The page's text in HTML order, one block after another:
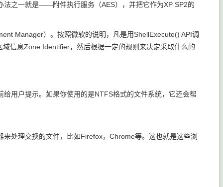
法之一就是——附件执行服务（AES），并把它作为XP SP2的
Manager）。按照微软的说明，凡是用ShellExecute() API调
信息Zone.Identifier，然后根据一定的规则来决定采取什么的
用户提示。如果你使用的是NTFS格式的文件系统，它还会帮
处理交换的文件，比如Firefox，Chrome等。这也就是这些浏